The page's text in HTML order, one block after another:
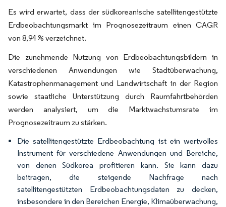
Es wird erwartet, dass der südkoreanische satellitengestützte
Erdbeobachtungsmarkt im Prognosezeitraum einen CAGR
von 8,94 % verzeichnet.
Die zunehmende Nutzung von Erdbeobachtungsbildern in
verschiedenen Anwendungen wie Stadtüberwachung,
Katastrophenmanagement und Landwirtschaft in der Region
sowie staatliche Unterstützung durch Raumfahrtbehörden
werden analysiert, um die Marktwachstumsrate im
Prognosezeitraum zu stärken.
Die satellitengestützte Erdbeobachtung ist ein wertvolles
Instrument für verschiedene Anwendungen und Bereiche,
von denen Südkorea profitieren kann. Sie kann dazu
beitragen, die steigende Nachfrage nach
satellitengestützten Erdbeobachtungsdaten zu decken,
insbesondere in den Bereichen Energie, Klimaüberwachung,